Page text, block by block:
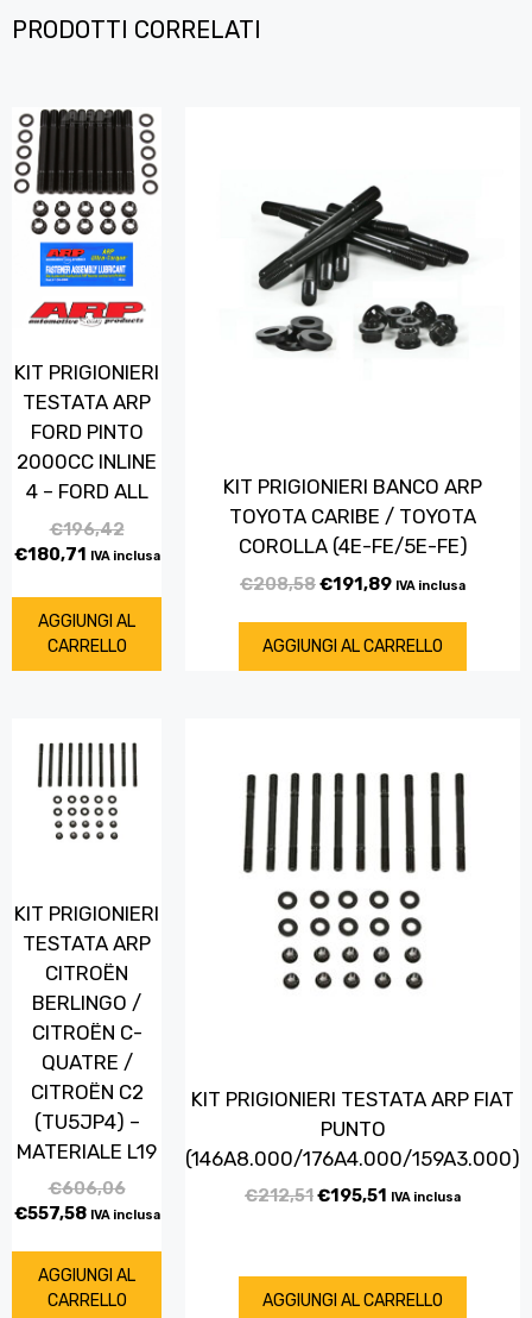
PRODOTTI CORRELATI
KIT PRIGIONIERI
TESTATA ARP
FORD PINTO
2000CC INLINE
4 – FORD ALL
€196,42
€180,71 IVA inclusa
AGGIUNGI AL
CARRELLO
KIT PRIGIONIERI BANCO ARP
TOYOTA CARIBE / TOYOTA
COROLLA (4E-FE/5E-FE)
€208,58€191,89 IVA inclusa
AGGIUNGI AL CARRELLO
KIT PRIGIONIERI
TESTATA ARP
CITROËN
BERLINGO /
CITROËN C-
QUATRE /
CITROËN C2
(TU5JP4) –
MATERIALE L19
€606,06
€557,58 IVA inclusa
AGGIUNGI AL
CARRELLO
KIT PRIGIONIERI TESTATA ARP FIAT
PUNTO
(146A8.000/176A4.000/159A3.000)
€212,51€195,51 IVA inclusa
AGGIUNGI AL CARRELLO